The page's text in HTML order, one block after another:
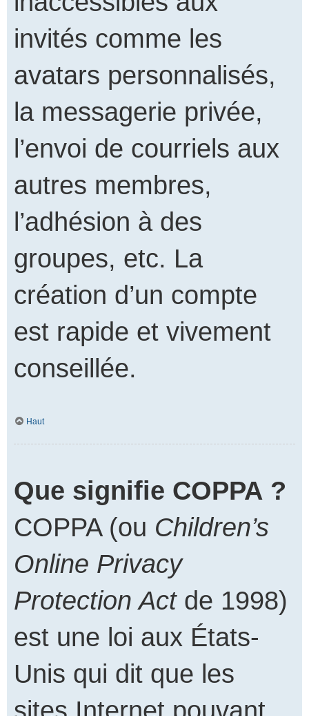
invités comme les
avatars personnalisés,
la messagerie privée,
l’envoi de courriels aux
autres membres,
l’adhésion à des
groupes, etc. La
création d’un compte
est rapide et vivement
conseillée.
Haut
Que signifie COPPA ?
COPPA (ou Children’s
Online Privacy
Protection Actde 1998)
est une loi aux États-
Unis qui dit que les
sites Internet pouvant